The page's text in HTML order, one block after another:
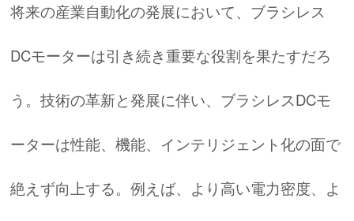
将来の産業自動化の発展において、ブラシレス
DCモーターは引き続き重要な役割を果たすだろ
う。技術の革新と発展に伴い、ブラシレスDCモ
ーターは性能、機能、インテリジェント化の面で
絶えず向上する。例えば、より高い電力密度、よ